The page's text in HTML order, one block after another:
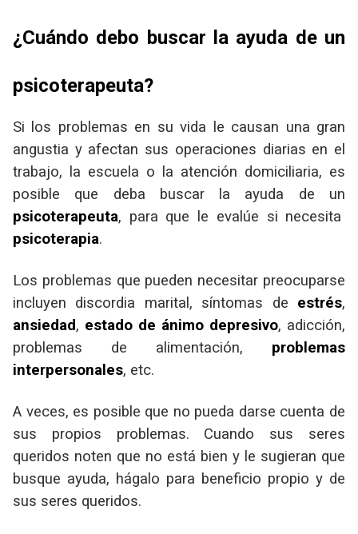
¿Cuándo debo buscar la ayuda de un
psicoterapeuta?
Si los problemas en su vida le causan una gran
angustia y afectan sus operaciones diarias en el
trabajo, la escuela o la atención domiciliaria, es
posible que deba buscar la ayuda de un
psicoterapeuta, para que le evalúe si necesita
psicoterapia.
Los problemas que pueden necesitar preocuparse
incluyen discordia marital, síntomas de estrés,
ansiedad, estado de ánimo depresivo, adicción,
problemas de alimentación, problemas
interpersonales, etc.
A veces, es posible que no pueda darse cuenta de
sus propios problemas. Cuando sus seres
queridos noten que no está bien y le sugieran que
busque ayuda, hágalo para beneficio propio y de
sus seres queridos.